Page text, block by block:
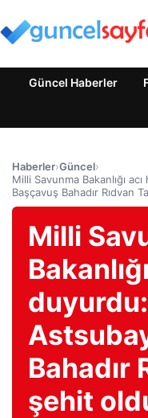
Güncel Haberler
Haberler›Güncel›
Milli Savunma Bakanlığı
Başçavuş Bahadır Rıdvan
Milli
Bahadır
şehit